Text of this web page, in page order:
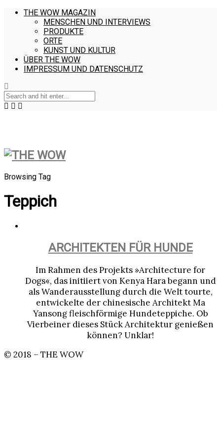
THE WOW MAGAZIN
MENSCHEN UND INTERVIEWS
PRODUKTE
ORTE
KUNST UND KULTUR
ÜBER THE WOW
IMPRESSUM UND DATENSCHUTZ
Browsing Tag
Teppich
ARCHITEKTEN FÜR HUNDE
Im Rahmen des Projekts »Architecture for
Dogs«, das initiiert von Kenya Hara begann und
als Wanderausstellung durch die Welt tourte,
entwickelte der chinesische Architekt Ma
Yansong fleischförmige Hundeteppiche. Ob
Vierbeiner dieses Stück Architektur genießen
können? Unklar!
© 2018 – THE WOW